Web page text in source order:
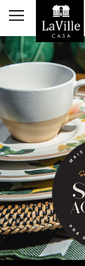
Minha conta
Lista de
Cozinha
Eletro
Bar
Decor
Kits
Marcas